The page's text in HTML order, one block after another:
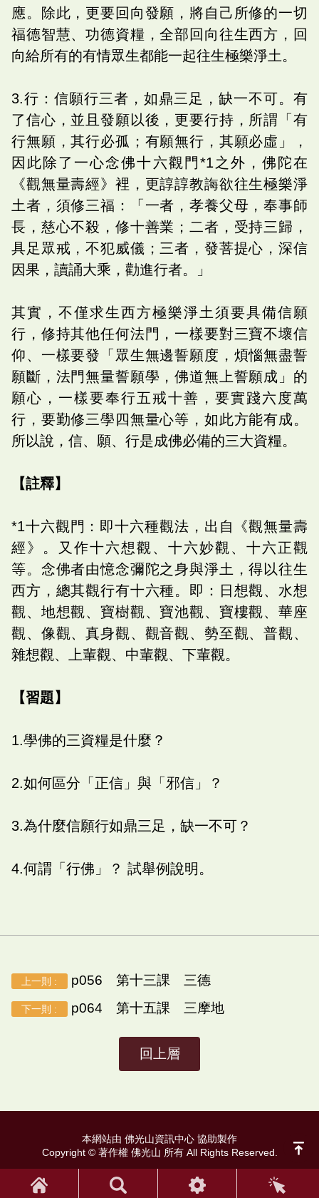
應。除此，更要回向發願，將自己所修的一切
福德智慧、功德資糧，全部回向往生西方，回
向給所有的有情眾生都能一起往生極樂淨土。
3.行：信願行三者，如鼎三足，缺一不可。有
了信心，並且發願以後，更要行持，所謂「有
行無願，其行必孤；有願無行，其願必虛」，
因此除了一心念佛十六觀門*1之外，佛陀在
《觀無量壽經》裡，更諄諄教誨欲往生極樂淨
土者，須修三福：「一者，孝養父母，奉事師
長，慈心不殺，修十善業；二者，受持三歸，
具足眾戒，不犯威儀；三者，發菩提心，深信
因果，讀誦大乘，勸進行者。」
其實，不僅求生西方極樂淨土須要具備信願
行，修持其他任何法門，一樣要對三寶不壞信
仰、一樣要發「眾生無邊誓願度，煩惱無盡誓
願斷，法門無量誓願學，佛道無上誓願成」的
願心，一樣要奉行五戒十善，要實踐六度萬
行，要勤修三學四無量心等，如此方能有成。
所以說，信、願、行是成佛必備的三大資糧。
【註釋】
*1十六觀門：即十六種觀法，出自《觀無量壽
經》。又作十六想觀、十六妙觀、十六正觀
等。念佛者由憶念彌陀之身與淨土，得以往生
西方，總其觀行有十六種。即：日想觀、水想
觀、地想觀、寶樹觀、寶池觀、寶樓觀、華座
觀、像觀、真身觀、觀音觀、勢至觀、普觀、
雜想觀、上輩觀、中輩觀、下輩觀。
【習題】
1.學佛的三資糧是什麼？
2.如何區分「正信」與「邪信」？
3.為什麼信願行如鼎三足，缺一不可？
4.何謂「行佛」？ 試舉例說明。
上一則 : p056 第十三課 三德
下一則 : p064 第十五課 三摩地
回上層
本網站由 佛光山資訊中心 協助製作
Copyright © 著作權 佛光山 所有 All Rights Reserved.